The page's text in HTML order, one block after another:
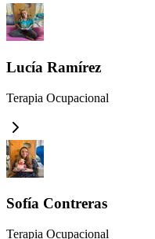
Lucía Ramírez
Terapia Ocupacional
Sofía Contreras
Terapia Ocupacional